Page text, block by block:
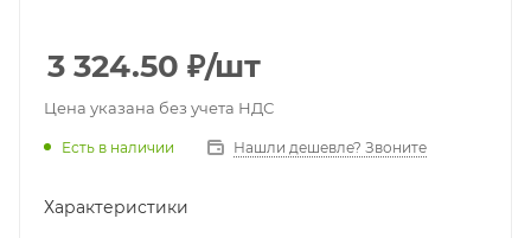
3 324.50 ₽/шт
Цена указана без учета НДС
Есть в наличии Нашли дешевле? Звоните
Характеристики